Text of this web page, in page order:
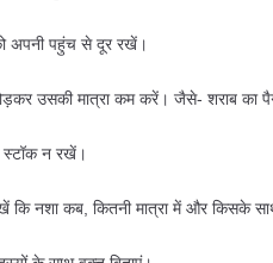
अपनी पहुंच से दूर रखें।
उसकी मात्रा कम करें। जैसे- शराब का
स्टॉक न रखें।
कि नशा कब, कितनी मात्रा में और किसके